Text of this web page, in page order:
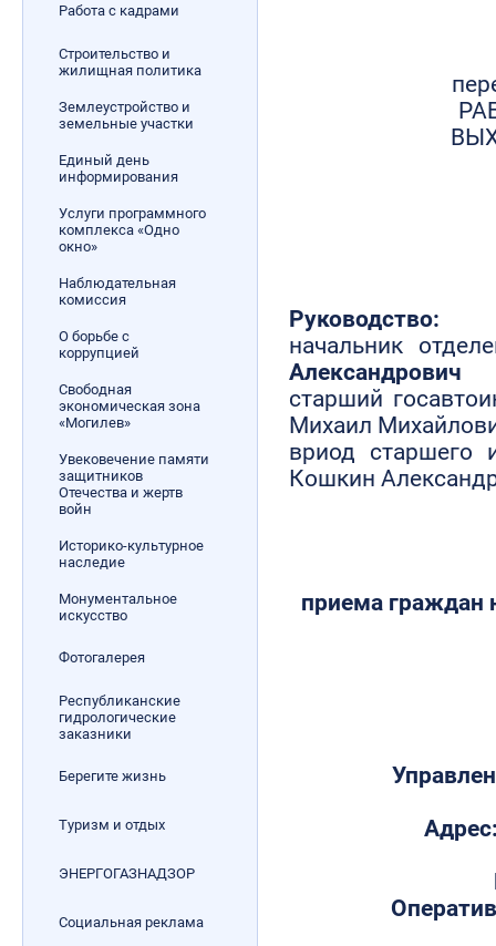
Работа с кадрами
Строительство и
жилищная политика
Землеустройство и
земельные участки
Единый день
информирования
Услуги программного
комплекса «Одно
окно»
Наблюдательная
комиссия
О борьбе с
коррупцией
Свободная
экономическая зона
«Могилев»
Увековечение памяти
защитников
Отечества и жертв
войн
Историко-культурное
наследие
Монументальное
искусство
Фотогалерея
Республиканские
гидрологические
заказники
Берегите жизнь
Туризм и отдых
ЭНЕРГОГАЗНАДЗОР
Социальная реклама
Руководство:
начальник
Александрович
старший
Михаил
вриод
Кошкин
приема граждан